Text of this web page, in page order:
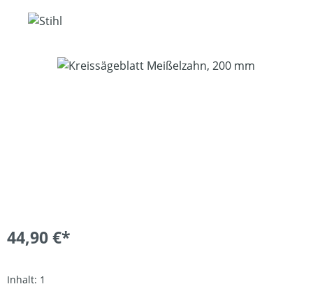
Bildergalerie überspringen
44,90 €*
Inhalt: 1